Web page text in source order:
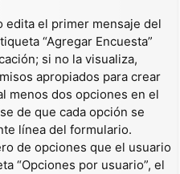
edita el primer mensaje del
“Agregar Encuesta”
si no la visualiza,
apropiados para crear
menos dos opciones en el
de que cada opción se
línea del formulario.
de opciones que el usuario
“Opciones por usuario”, el